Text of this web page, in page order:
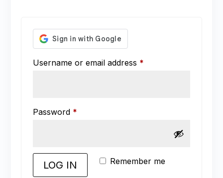
Username or email address *
Password *
Remember me
LOG IN